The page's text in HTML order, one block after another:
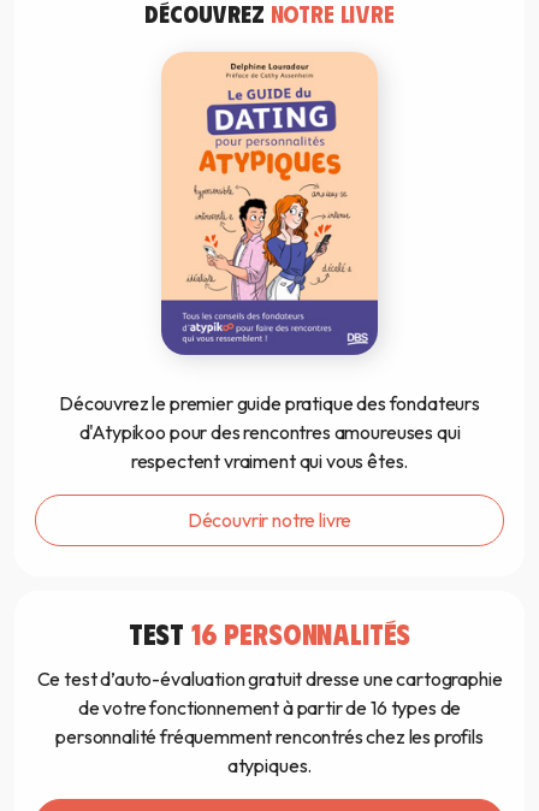
DÉCOUVREZ NOTRE LIVRE
Découvrez le premier guide pratique des fondateurs
d'Atypikoo pour des rencontres amoureuses qui
respectent vraiment qui vous êtes.
Découvrir notre livre
TEST 16 PERSONNALITÉS
Ce test d’auto-évaluation gratuit dresse une cartographie
de votre fonctionnement à partir de 16 types de
personnalité fréquemment rencontrés chez les profils
atypiques.